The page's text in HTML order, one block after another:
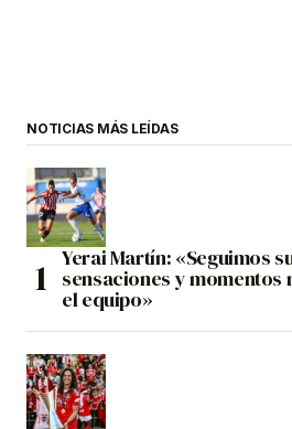
NOTICIAS MÁS LEÍDAS
Yerai Martín: «Seguimos
sensaciones y
el equipo»